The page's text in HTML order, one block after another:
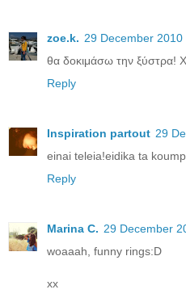
zoe.k. 29 December
θα δοκιμάσω την ξύστρα!
Reply
Inspiration partout 29
einai teleia!eidika ta
Reply
Marina C. 29 December
woaaah, funny rings:D
xx